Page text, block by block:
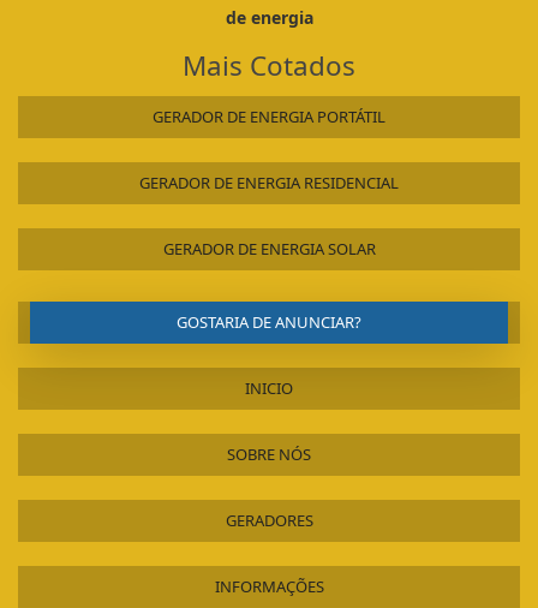
de energia
Mais Cotados
GERADOR DE ENERGIA PORTÁTIL
GERADOR DE ENERGIA RESIDENCIAL
GERADOR DE ENERGIA SOLAR
GOSTARIA DE ANUNCIAR?
INICIO
SOBRE NÓS
GERADORES
INFORMAÇÕES